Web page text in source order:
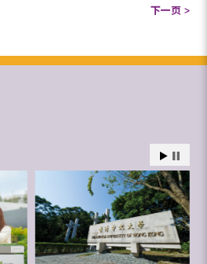
下一页 >